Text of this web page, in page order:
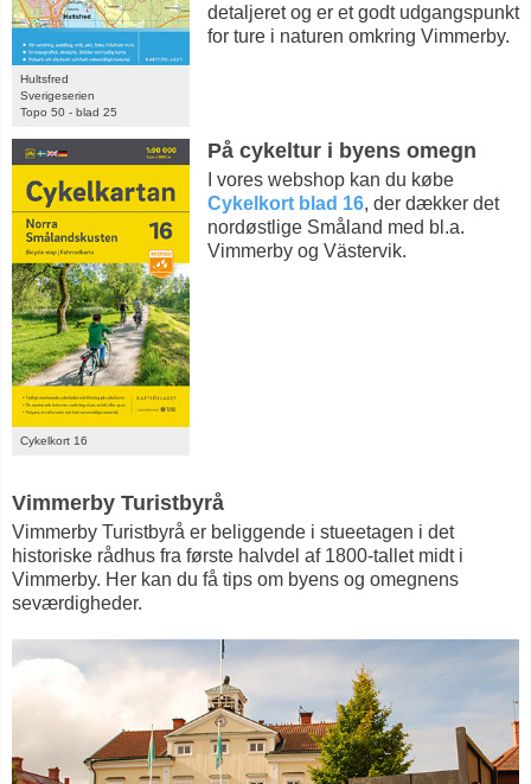
Hultsfred
Sverigeserien
Topo 50 - blad 25
detaljeret og er et godt udgangspunkt
for ture i naturen omkring Vimmerby.
Cykelkort 16
På cykeltur i byens omegn
I vores webshop kan du købe
Cykelkort blad 16, der dækker det
nordøstlige Småland med bl.a.
Vimmerby og Västervik.
Vimmerby Turistbyrå
Vimmerby Turistbyrå er beliggende i stueetagen i det
historiske rådhus fra første halvdel af 1800-tallet midt i
Vimmerby. Her kan du få tips om byens og omegnens
seværdigheder.